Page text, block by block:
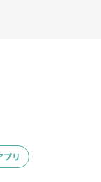
プリ